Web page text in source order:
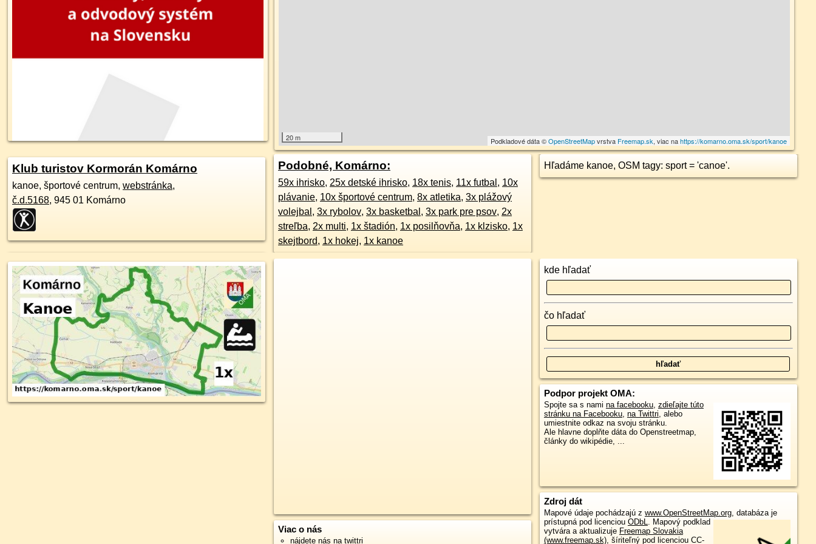
20 m Podkladové dáta ©OpenStreetMapvrstva Freemap.sk, viac nahttps://komarno.oma.sk/sport/kanoe
Klub turistov Kormorán Komárno
kanoe, športové centrum, webstránka,
č.d.5168, 945 01 Komárno
Podobné, Komárno:
59x ihrisko, 25x detské ihrisko, 18x tenis, 11x futbal , 10x
plávanie, 10x športové centrum, 8x atletika, 3x plážový
volejbal , 3x rybolov, 3x basketbal , 3x park pre psov, 2x
streľba, 2x multi, 1x štadión, 1x posilňovňa, 1x klzisko, 1x
skejtbord, 1x hokej, 1x kanoe
Hľadáme kanoe, OSM tagy: sport = 'canoe'.
Viac o nás
nájdete nás na twittri
kde hľadať
čo hľadať
Podpor projekt OMA:
Spojte sa s nami na facebooku, zdieľajte túto
stránku na Facebooku, na Twittri, alebo
umiestnite odkaz na svoju stránku.
Ale hlavne doplňte dáta do Openstreetmap,
články do wikipédie, ...
Zdroj dát
Mapové údaje pochádzajú z www.OpenStreetMap.org, databáza je
prístupná pod licenciou ODbL. Mapový podklad
vytvára a aktualizuje Freemap Slovakia
(www.freemap.sk), šíriteľný pod licenciou CC-